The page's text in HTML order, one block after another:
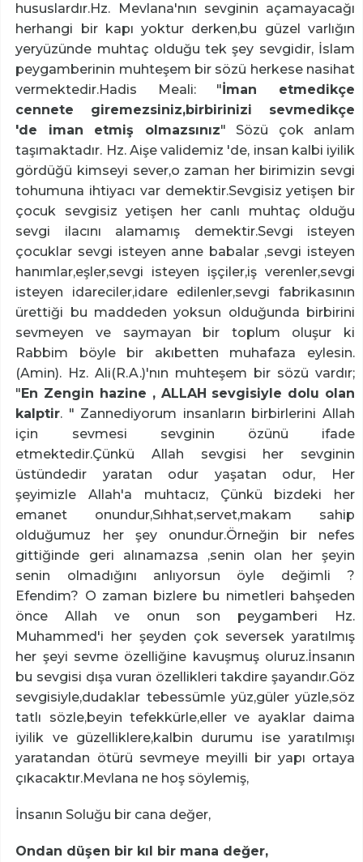
hususlardır.Hz. Mevlana'nın sevginin açamayacağı
herhangi bir kapı yoktur derken,bu güzel varlığın
yeryüzünde muhtaç olduğu tek şey sevgidir, İslam
peygamberinin muhteşem bir sözü herkese nasihat
vermektedir.Hadis Meali: "İman etmedikçe
cennete giremezsiniz,birbirinizi sevmedikçe
'de iman etmiş olmazsınız" Sözü çok anlam
taşımaktadır. Hz. Aişe validemiz 'de, insan kalbi iyilik
gördüğü kimseyi sever,o zaman her birimizin sevgi
tohumuna ihtiyacı var demektir.Sevgisiz yetişen bir
çocuk sevgisiz yetişen her canlı muhtaç olduğu
sevgi ilacını alamamış demektir.Sevgi isteyen
çocuklar sevgi isteyen anne babalar ,sevgi isteyen
hanımlar,eşler,sevgi isteyen işçiler,iş verenler,sevgi
isteyen idareciler,idare edilenler,sevgi fabrikasının
ürettiği bu maddeden yoksun olduğunda birbirini
sevmeyen ve saymayan bir toplum oluşur ki
Rabbim böyle bir akıbetten muhafaza eylesin.
(Amin). Hz. Ali(R.A.)'nın muhteşem bir sözü vardır;
"En Zengin hazine , ALLAH sevgisiyle dolu olan
kalptir. " Zannediyorum insanların birbirlerini Allah
için sevmesi sevginin özünü ifade
etmektedir.Çünkü Allah sevgisi her sevginin
üstündedir yaratan odur yaşatan odur, Her
şeyimizle Allah'a muhtacız, Çünkü bizdeki her
emanet onundur,Sıhhat,servet,makam sahip
olduğumuz her şey onundur.Örneğin bir nefes
gittiğinde geri alınamazsa ,senin olan her şeyin
senin olmadığını anlıyorsun öyle değimli ?
Efendim? O zaman bizlere bu nimetleri bahşeden
önce Allah ve onun son peygamberi Hz.
Muhammed'i her şeyden çok seversek yaratılmış
her şeyi sevme özelliğine kavuşmuş oluruz.İnsanın
bu sevgisi dışa vuran özellikleri takdire şayandır.Göz
sevgisiyle,dudaklar tebessümle yüz,güler yüzle,söz
tatlı sözle,beyin tefekkürle,eller ve ayaklar daima
iyilik ve güzelliklere,kalbin durumu ise yaratılmışı
yaratandan ötürü sevmeye meyilli bir yapı ortaya
çıkacaktır.Mevlana ne hoş söylemiş,
İnsanın Soluğu bir cana değer,
Ondan düşen bir kıl bir mana değer,